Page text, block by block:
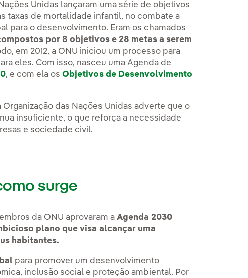
Unidas lançaram uma série de objetivos
taxas de mortalidade infantil, no combate a
para o desenvolvimento. Eram os chamados
por 8 objetivos e 28 metas a serem
em 2012, a ONU iniciou um processo para
eles. Com isso, nasceu uma Agenda de
, e com ela osObjetivos de Desenvolvimento
das Nações Unidas adverte que o
insuficiente, o que reforça a necessidade
e sociedade civil.
surge
da ONU aprovaram aAgenda 2030
plano que visa alcançar uma
habitantes.
para promover um desenvolvimento
inclusão social e proteção ambiental. Por